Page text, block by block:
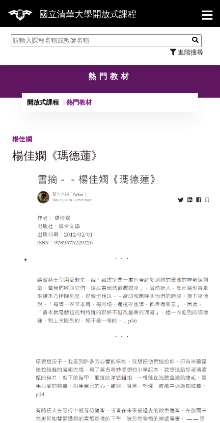
國立清華大學開放式課程
進階搜尋
【
熱門教材
開放式課程 熱門教材
楊佳嫻
楊佳嫻《瑪德蓮》